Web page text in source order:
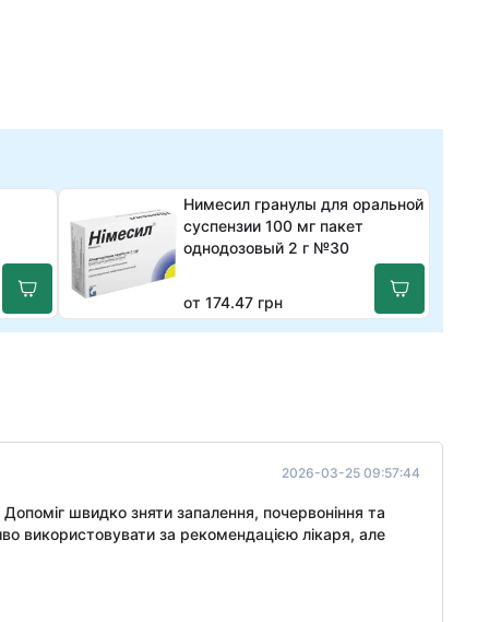
Нимесил гранулы для оральной
суспензии 100 мг пакет
однодозовый 2 г №30
от 174.47 грн
2026-03-25 09:57:44
швидко зняти запалення, почервоніння та
використовувати за рекомендацією лікаря, але